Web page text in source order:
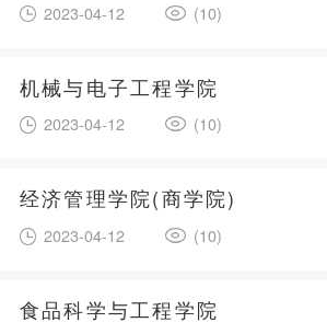
2023-04-12 (10)
机械与电子工程学院
2023-04-12 (10)
经济管理学院(商学院)
2023-04-12 (10)
食品科学与工程学院